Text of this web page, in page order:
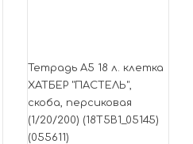
Тетрадь А5 18 л. клетка
ХАТБЕР "ПАСТЕЛЬ",
скоба, персиковая
(1/20/200) (18Т5В1_05145)
(055611)